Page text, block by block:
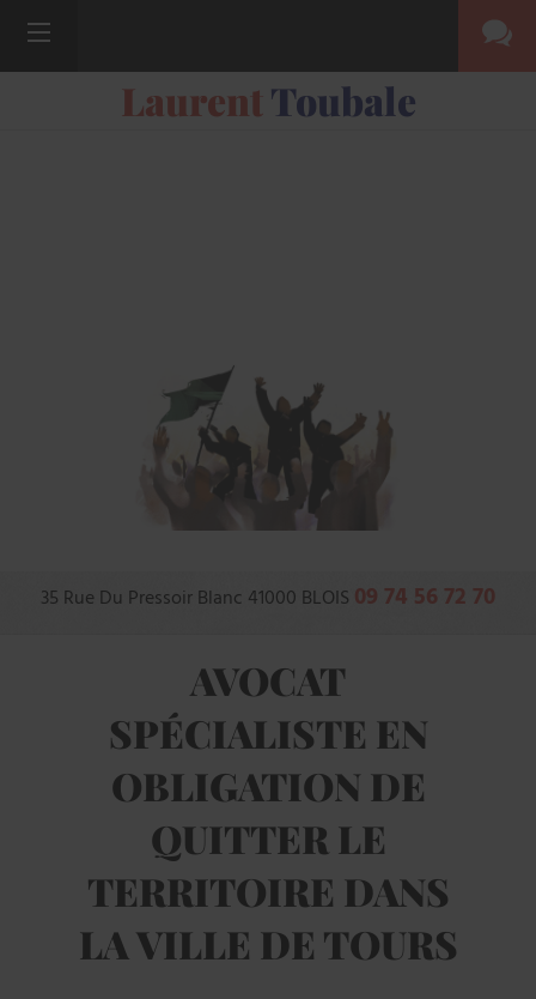
Laurent Toubale
35 Rue Du Pressoir Blanc 41000 BLOIS 09 74 56 72 70
AVOCAT
SPÉCIALISTE EN
OBLIGATION DE
QUITTER LE
TERRITOIRE DANS
LA VILLE DE TOURS